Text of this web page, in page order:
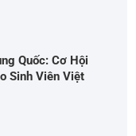
Quốc: Cơ Hội
Sinh Viên Việt